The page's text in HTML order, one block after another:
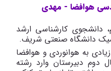
هوافضا - مهدی
دانشجوی کارشناسی ارشد
دانشگاه صنعتی شریف.
به هوانوردی و هوافضا
دبیرستان وارد رشته